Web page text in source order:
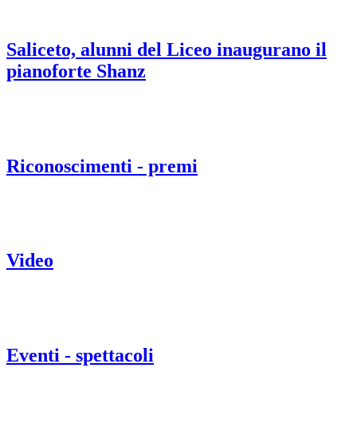
Saliceto, alunni del Liceo inaugurano il
pianoforte Shanz
Riconoscimenti - premi
Video
Eventi - spettacoli